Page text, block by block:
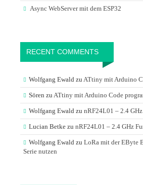
Async WebServer mit dem ESP32
RECENT COMMENTS
Wolfgang Ewald zu ATtiny mit Arduino
Sören zu ATtiny mit Arduino Code
Wolfgang Ewald zu nRF24L01 – 2.4
Lucian Betke zu nRF24L01 – 2.4 GHz
Wolfgang Ewald zu LoRa mit der EByte
Serie nutzen